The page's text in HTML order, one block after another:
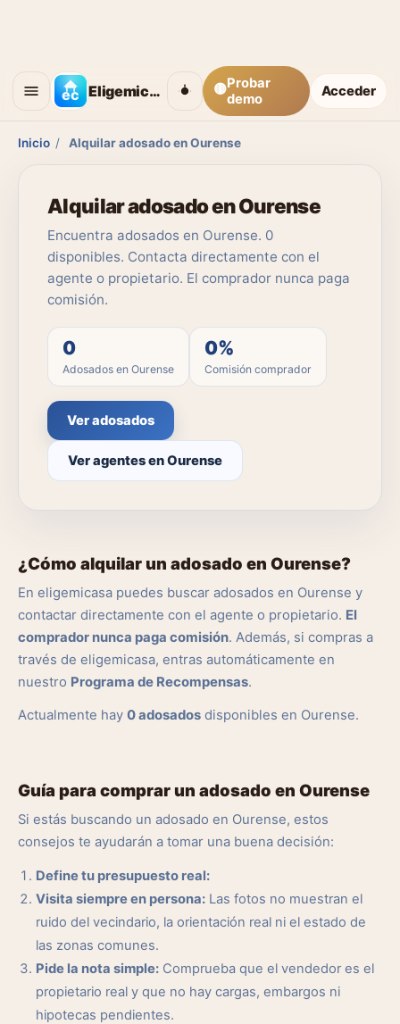
Eligemicasa 🟡Probar
demo
Acceder
Inicio / Alquilar adosado en Ourense
Alquilar adosado en Ourense
Encuentra adosados en Ourense. 0
disponibles. Contacta directamente con el
agente o propietario. El comprador nunca paga
comisión.
0
Adosados en Ourense
0%
Comisión comprador
Ver adosados
Ver agentes en Ourense
¿Cómo alquilar un adosado en Ourense?
En eligemicasa puedes buscar adosados en Ourense y
contactar directamente con el agente o propietario. El
comprador nunca paga comisión. Además, si compras a
través de eligemicasa, entras automáticamente en
nuestro Programa de Recompensas.
Actualmente hay 0 adosados disponibles en Ourense.
Guía para comprar un adosado en Ourense
Si estás buscando un adosado en Ourense, estos
consejos te ayudarán a tomar una buena decisión:
Define tu presupuesto real:
Visita siempre en persona: Las fotos no muestran el
ruido del vecindario, la orientación real ni el estado de
las zonas comunes.
Pide la nota simple: Comprueba que el vendedor es el
propietario real y que no hay cargas, embargos ni
hipotecas pendientes.